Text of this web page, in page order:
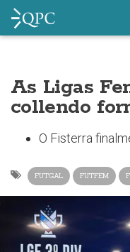
As Ligas
collendo
O Fisterra
FUTGAL FUTFEM